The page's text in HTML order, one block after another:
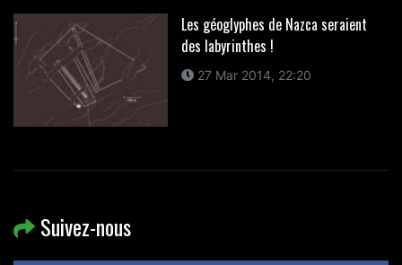
Les géoglyphes de Nazca seraient
des labyrinthes !
27 Mar 2014, 22:20
Suivez-nous